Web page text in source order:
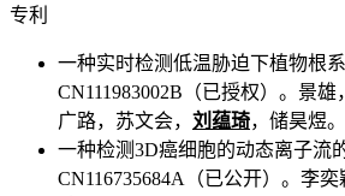
专利
一种实时检测低温胁迫下植物根系
CN111983002B（已授权）。景
广路，苏文会， 刘蕴琦，储昊煜。
一种检测3D癌细胞的动态离子流
CN116735684A（已公开）。李奕